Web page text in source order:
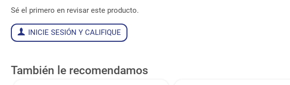
Sé el primero en revisar este producto.
INICIE SESIÓN Y CALIFIQUE
También le recomendamos